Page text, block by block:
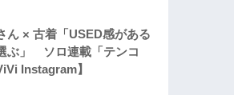
ん × 古着「USED感がある
ぶ」 ソロ連載「テンコ
Instagram】